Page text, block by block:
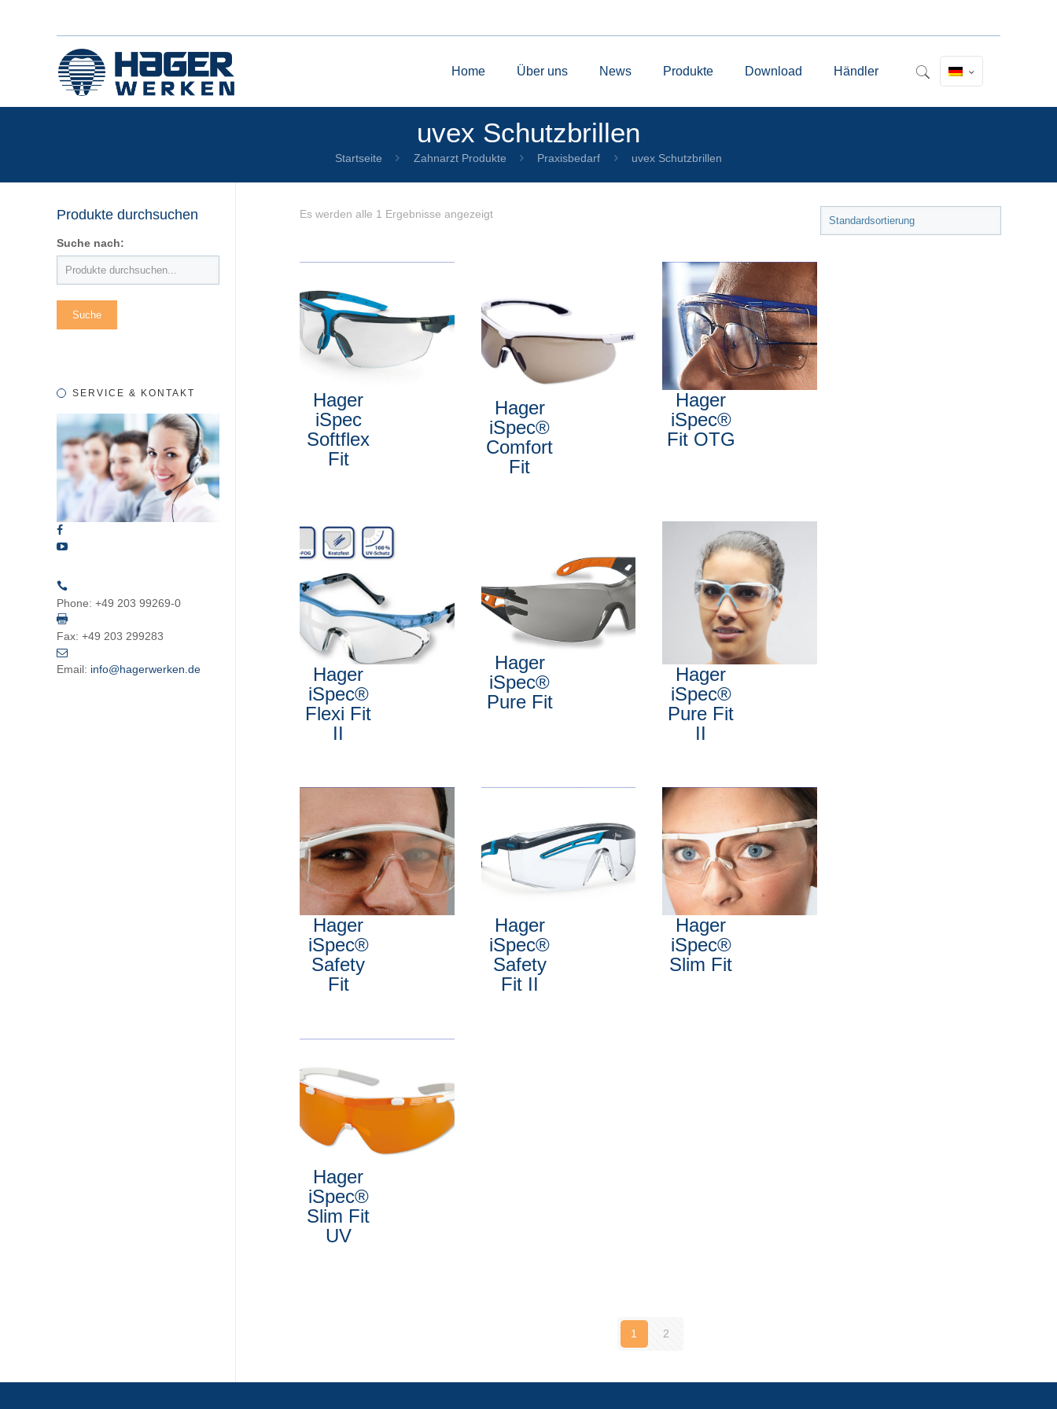
Home Über uns News Produkte Download Händler
uvex Schutzbrillen
Startseite Zahnarzt Produkte Praxisbedarf uvex Schutzbrillen
Es werden alle 1 Ergebnisse angezeigt
Hager
iSpec
Softflex
Fit
Hager
iSpec®
Comfort
Fit
Hager
iSpec®
Fit OTG
Hager
iSpec®
Flexi Fit
II
Hager
iSpec®
Pure Fit
Hager
iSpec®
Pure Fit
II
Hager
iSpec®
Safety
Fit
Hager
iSpec®
Safety
Fit II
Hager
iSpec®
Slim Fit
Hager
iSpec®
Slim Fit
UV
1 2
Produkte durchsuchen
Suche nach:
SERVICE & KONTAKT
Phone: +49 203 99269-0
Fax: +49 203 299283
Email: info@hagerwerken.de